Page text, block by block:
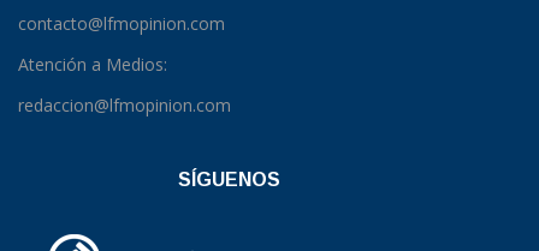
contacto@lfmopinion.com
Atención a Medios:
redaccion@lfmopinion.com
SÍGUENOS